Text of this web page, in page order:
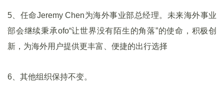
5、任命Jeremy Chen为海外事业部总经理。未来海外事业
部会继续秉承ofo“让世界没有陌生的角落”的使命，积极创
新，为海外用户提供更丰富、便捷的出行选择
6、其他组织保持不变。